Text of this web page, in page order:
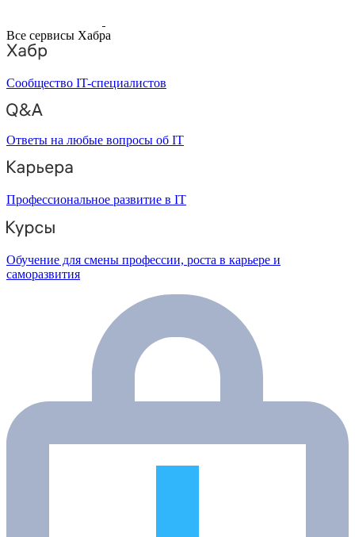
Все сервисы Хабра
Сообщество IT-специалистов
Ответы на любые вопросы об IT
Профессиональное развитие в IT
Обучение для смены профессии, роста в карьере и
саморазвития